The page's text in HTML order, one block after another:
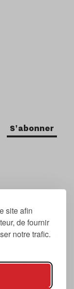
site afin
de fournir
notre trafic.
S'abonner
sur la
dont la
», « suivant
du
tendances